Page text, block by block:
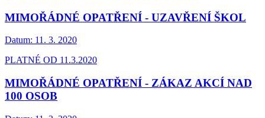
MIMOŘÁDNÉ OPATŘENÍ - UZAVŘENÍ ŠKOL
Datum: 11. 3. 2020
PLATNÉ OD 11.3.2020
MIMOŘÁDNÉ OPATŘENÍ - ZÁKAZ AKCÍ NAD
100 OSOB